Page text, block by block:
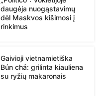
daugėja nuogąstavimų
dėl Maskvos kišimosi į
rinkimus
Gaivioji vietnamietiška
Bún chả: grilinta kiauliena
su ryžių makaronais